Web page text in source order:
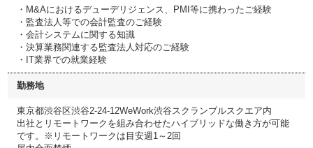
・M&Aにおけるデューデリジェンス、PMI等に携わったご経験
・監査法人等での会計監査のご経験
・会計システムに関する知識
・決算業務関連する監査法人対応のご経験
・IT業界での就業経験
勤務地
東京都渋谷区渋谷2-24-12WeWork渋谷スクランブルスクエア内
出社とリモートワークを組み合わせたハイブリッドな働き方が可能
です。※リモートワークは目安週1～2回